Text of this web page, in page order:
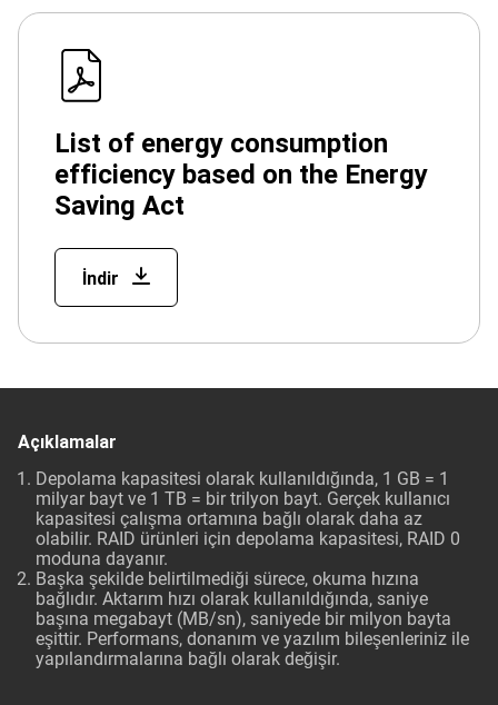
List of energy consumption
efficiency based on the Energy
Saving Act
İndir
Açıklamalar
Depolama kapasitesi olarak kullanıldığında, 1 GB = 1
milyar bayt ve 1 TB = bir trilyon bayt. Gerçek kullanıcı
kapasitesi çalışma ortamına bağlı olarak daha az
olabilir. RAID ürünleri için depolama kapasitesi, RAID 0
moduna dayanır.
Başka şekilde belirtilmediği sürece, okuma hızına
bağlıdır. Aktarım hızı olarak kullanıldığında, saniye
başına megabayt (MB/sn), saniyede bir milyon bayta
eşittir. Performans, donanım ve yazılım bileşenleriniz ile
yapılandırmalarına bağlı olarak değişir.